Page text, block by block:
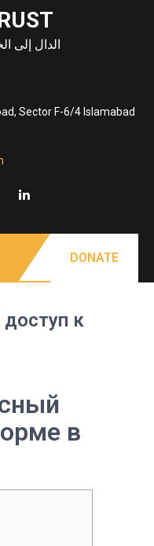
الدال إلى
Sector F-6/4 Islamabad
DONATE
к
в